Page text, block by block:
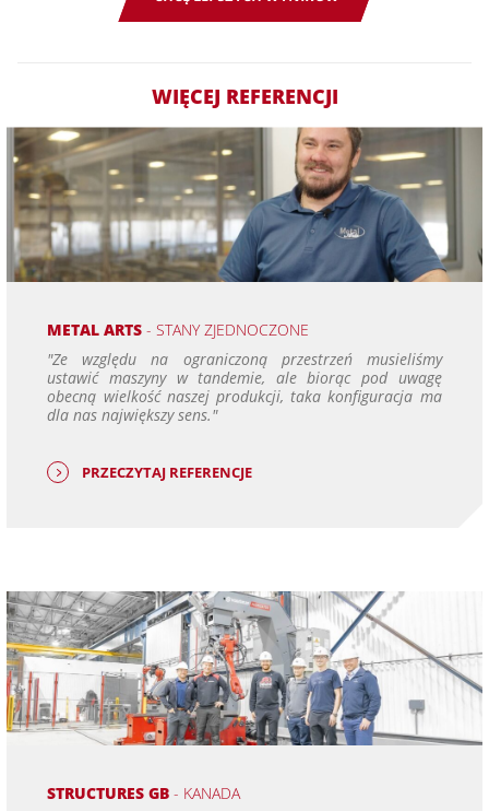
WIĘCEJ REFERENCJI
METAL ARTS- STANY ZJEDNOCZONE
"Ze względu na ograniczoną przestrzeń musieliśmy
ustawić maszyny w tandemie, ale biorąc pod uwagę
obecną wielkość naszej produkcji, taka konfiguracja ma
dla nas największy sens."
PRZECZYTAJ REFERENCJE
STRUCTURES GB- KANADA